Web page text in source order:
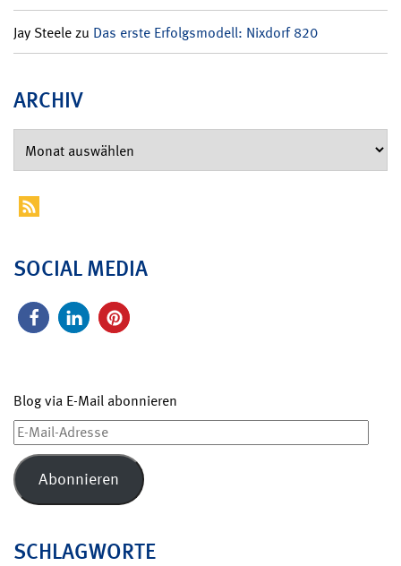
Jay Steelezu Das erste Erfolgsmodell: Nixdorf 820
ARCHIV
SOCIAL MEDIA
Blog via E-Mail abonnieren
E-
Mail-
Adresse
Abonnieren
SCHLAGWORTE